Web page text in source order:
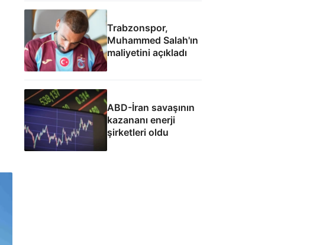
Trabzonspor,
Muhammed Salah'ın
maliyetini açıkladı
ABD-İran savaşının
kazananı enerji
şirketleri oldu